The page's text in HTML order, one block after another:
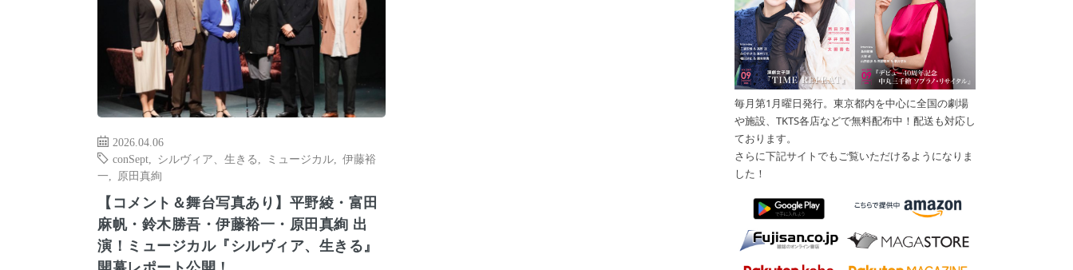
2026.04.06
conSept
シルヴィア、生きる ミュージカル
伊藤裕
一
原田真絢
【コメント＆舞台写真あり】平野綾・富田
麻帆・鈴木勝吾・伊藤裕一・原田真絢 出
演！ミュージカル『シルヴィア、生きる』
毎月第1月曜日発行。東京都内を中心に全国の劇場
や施設、TKTS各店などで無料配布中！配送も対応し
ております。
さらに下記サイトでもご覧いただけるようになりま
した！